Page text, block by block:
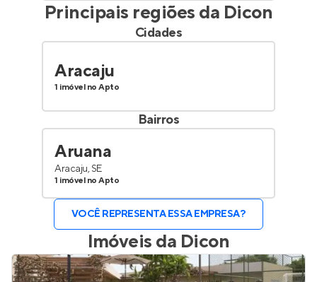
Principais regiões da Dicon
Cidades
Aracaju
1 imóvel no Apto
Bairros
Aruana
Aracaju, SE
1 imóvel no Apto
VOCÊ REPRESENTA ESSA EMPRESA?
Imóveis da Dicon